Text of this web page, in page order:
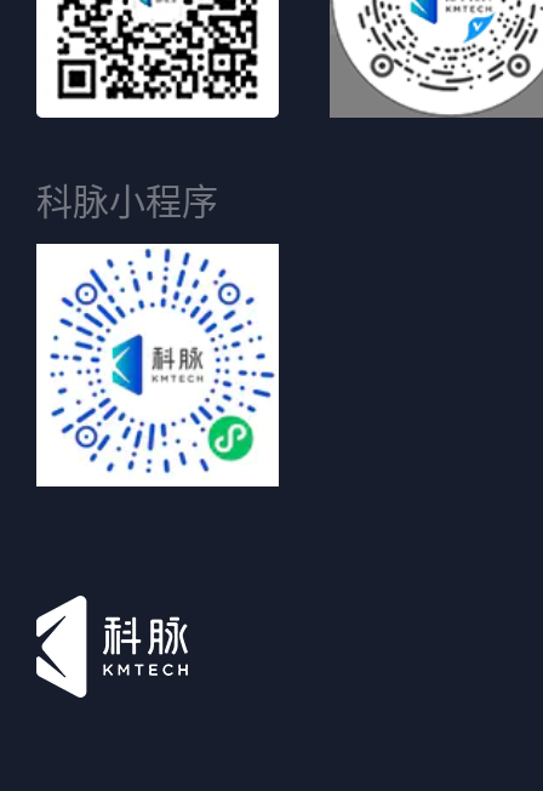
科脉小程序